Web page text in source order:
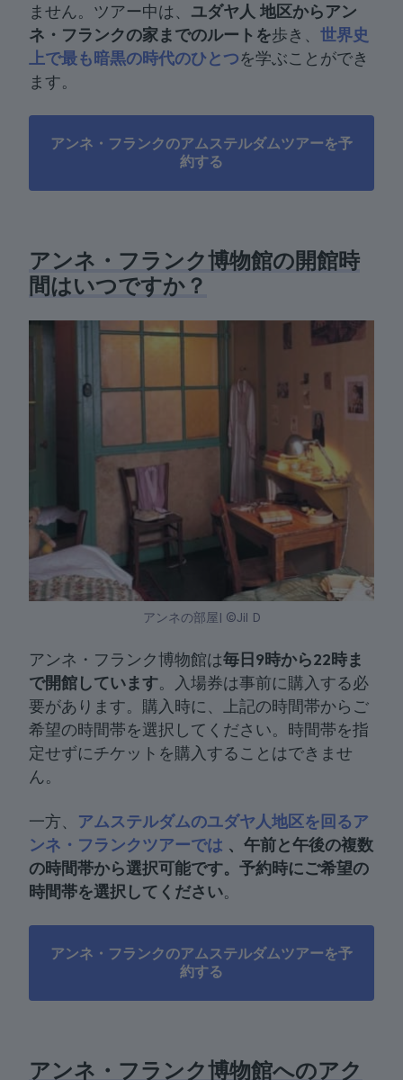
ません。ツアー中は、 ユダヤ人 地区からアン
ネ・フランクの家までのルートを歩き、 世界史
上で最も暗黒の時代のひとつを学ぶことができ
ます。
アンネ・フランクのアムステルダムツアーを予
約する
アンネ・フランク博物館の開館時
間はいつですか？
アンネの部屋| ©Jil D
アンネ・フランク博物館は毎日9時から22時ま
で開館しています。入場券は事前に購入する必
要があります。購入時に、上記の時間帯からご
希望の時間帯を選択してください。時間帯を指
定せずにチケットを購入することはできませ
ん。
一方、 アムステルダムのユダヤ人地区を回るア
ンネ・フランクツアーでは 、午前と午後の複数
の時間帯から選択可能です。 予約時にご希望の
時間帯を選択してください。
アンネ・フランクのアムステルダムツアーを予
約する
アンネ・フランク博物館へのアク